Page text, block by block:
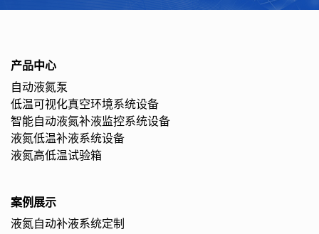
产品中心
自动液氮泵
低温可视化真空环境系统设备
智能自动液氮补液监控系统设备
液氮低温补液系统设备
液氮高低温试验箱
案例展示
液氮自动补液系统定制